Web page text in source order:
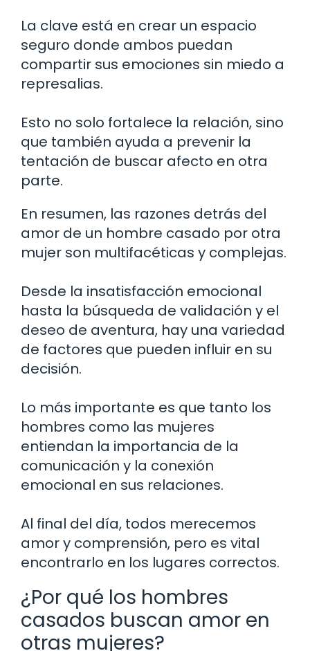
La clave está en crear un espacio
seguro donde ambos puedan
compartir sus emociones sin miedo a
represalias.
Esto no solo fortalece la relación, sino
que también ayuda a prevenir la
tentación de buscar afecto en otra
parte.
En resumen, las razones detrás del
amor de un hombre casado por otra
mujer son multifacéticas y complejas.
Desde la insatisfacción emocional
hasta la búsqueda de validación y el
deseo de aventura, hay una variedad
de factores que pueden influir en su
decisión.
Lo más importante es que tanto los
hombres como las mujeres
entiendan la importancia de la
comunicación y la conexión
emocional en sus relaciones.
Al final del día, todos merecemos
amor y comprensión, pero es vital
encontrarlo en los lugares correctos.
¿Por qué los hombres
casados buscan amor en
otras mujeres?